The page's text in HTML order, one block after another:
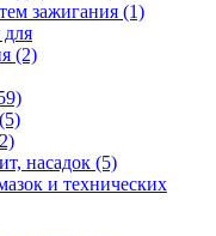
зажигания (1)
(2)
насадок (5)
и технических